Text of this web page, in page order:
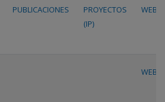
PUBLICACIONES
PROYECTOS
(IP)
WEB
WEB